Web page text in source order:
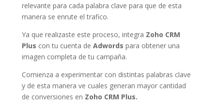
relevante para cada palabra clave para que de esta
manera se enrute el trafico.
Ya que realizaste este proceso, integra Zoho CRM
Plus con tu cuenta de Adwords para obtener una
imagen completa de tu campaña.
Comienza a experimentar con distintas palabras clave
y de esta manera ve cuales generan mayor cantidad
de conversiones en Zoho CRM Plus.